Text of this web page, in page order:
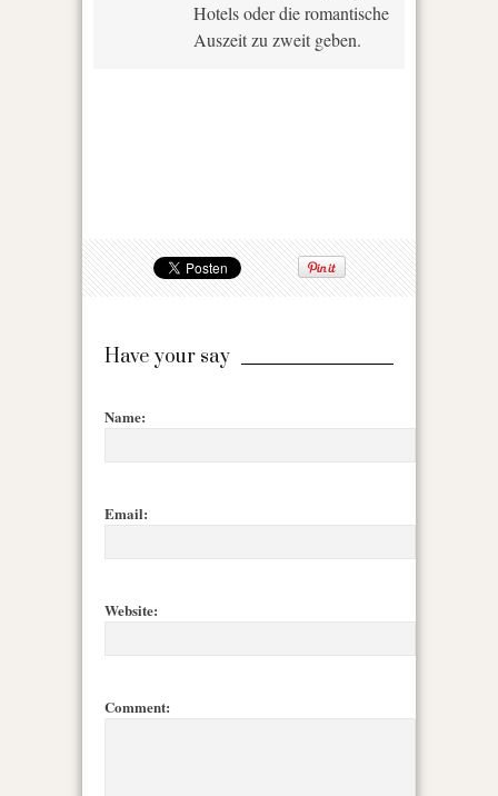
Hotels oder die romantische
Auszeit zu zweit geben.
Have your say
Name:
Email:
Website:
Comment: